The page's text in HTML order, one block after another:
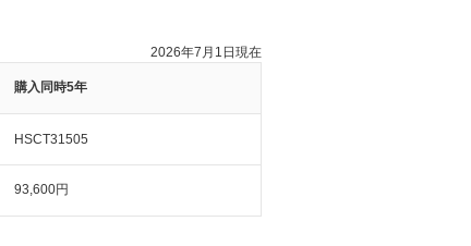
2026年7月1日現在
購入同時5年
HSCT31505
93,600円